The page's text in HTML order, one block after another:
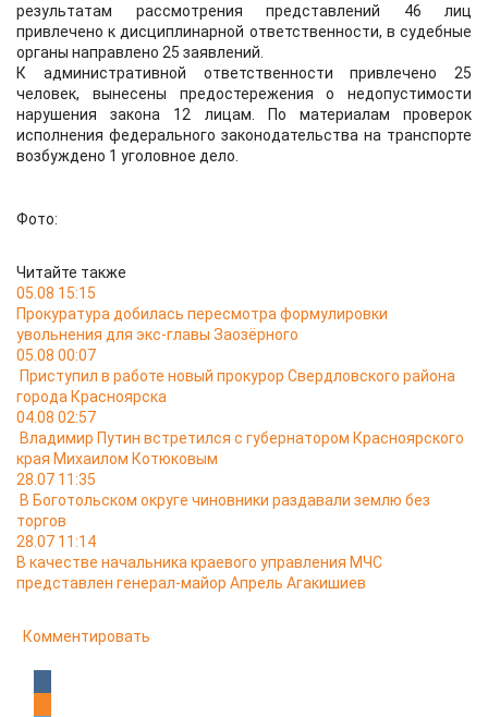
результатам рассмотрения представлений 46 лиц
привлечено к дисциплинарной ответственности, в судебные
органы направлено 25 заявлений.
К административной ответственности привлечено 25
человек, вынесены предостережения о недопустимости
нарушения закона 12 лицам. По материалам проверок
исполнения федерального законодательства на транспорте
возбуждено 1 уголовное дело.
Фото:
Читайте также
05.08 15:15
Прокуратура добилась пересмотра формулировки
увольнения для экс-главы Заозёрного
05.08 00:07
Приступил в работе новый прокурор Свердловского района
города Красноярска
04.08 02:57
Владимир Путин встретился с губернатором Красноярского
края Михаилом Котюковым
28.07 11:35
В Боготольском округе чиновники раздавали землю без
торгов
28.07 11:14
В качестве начальника краевого управления МЧС
представлен генерал-майор Апрель Агакишиев
Комментировать